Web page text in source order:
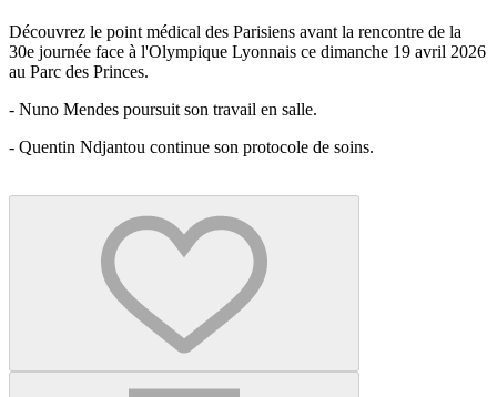
Découvrez le point médical des Parisiens avant la rencontre de la
30e journée face à l'Olympique Lyonnais ce dimanche 19 avril 2026
au Parc des Princes.
- Nuno Mendes poursuit son travail en salle.
- Quentin Ndjantou continue son protocole de soins.